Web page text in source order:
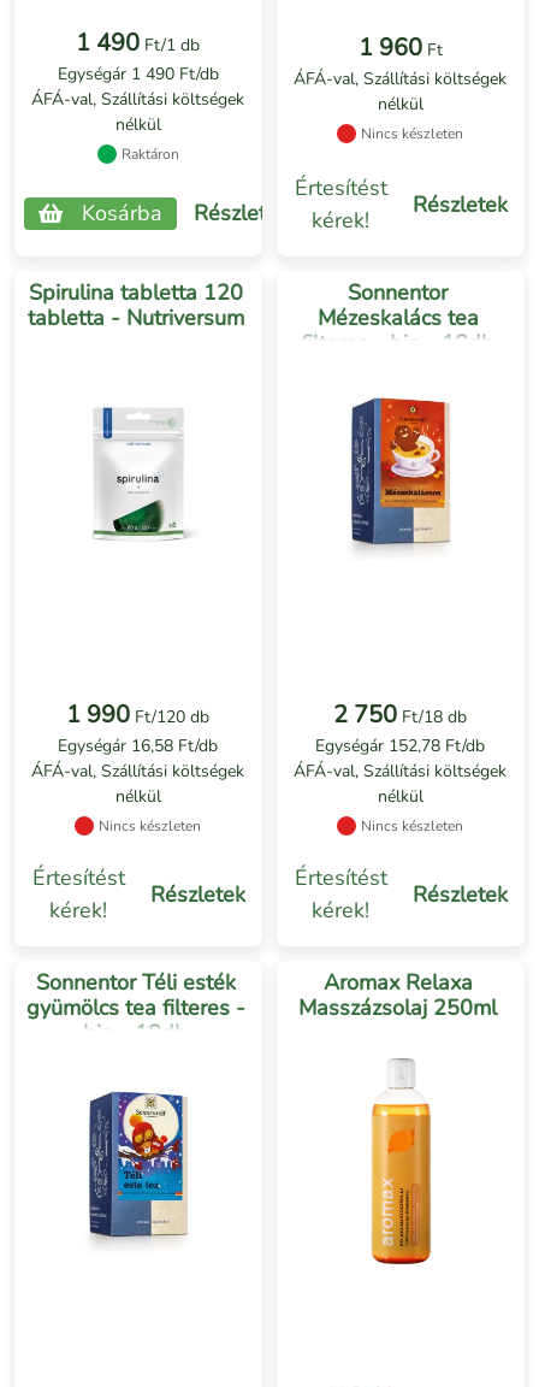
1 490 Ft/1 db
Egységár 1 490 Ft/db
ÁFÁ-val, Szállítási költségek
nélkül
Raktáron
Kosárba Részletek
1 960 Ft
ÁFÁ-val, Szállítási költségek
nélkül
Nincs készleten
Értesítést
kérek!
Részletek
Spirulina tabletta 120
tabletta - Nutriversum
1 990 Ft/120 db
Egységár 16,58 Ft/db
ÁFÁ-val, Szállítási költségek
nélkül
Nincs készleten
Értesítést
kérek!
Részletek
Sonnentor
Mézeskalács tea
filteres - bio - 18db
2 750 Ft/18 db
Egységár 152,78 Ft/db
ÁFÁ-val, Szállítási költségek
nélkül
Nincs készleten
Értesítést
kérek!
Részletek
Sonnentor Téli esték
gyümölcs tea filteres -
bio - 18db
Aromax Relaxa
Masszázsolaj 250ml